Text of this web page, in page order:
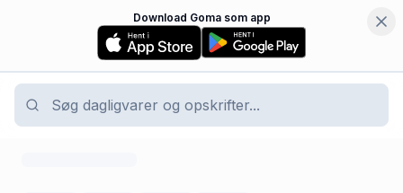
Download Goma som app